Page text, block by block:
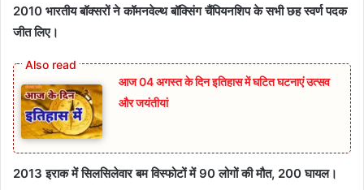
2010 भारतीय बॉक्सरों ने कॉमनवेल्थ बॉक्सिंग चैंपियनशिप के सभी छह स्वर्ण पदक
जीत लिए।
आज 04 अगस्त के दिन इतिहास में घटित घटनाएं उत्सव
और जयंतीयां
2013 इराक में सिलसिलेवार बम विस्फोटों में 90 लोगों की मौत, 200 घायल।